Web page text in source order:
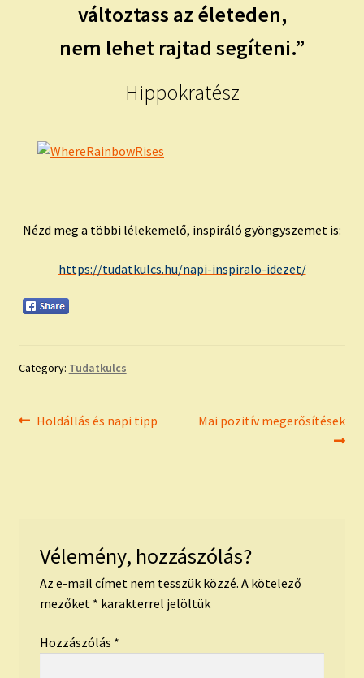
IRATKOZZ FEL A VIDEÓ CSATORNÁNKRA!
TAROT ELEMZÉS MEGRENDELÉSE LIMITÁLT!
változtass az életeden,
nem lehet rajtad segíteni.”
Hippokratész
Nézd meg a többi lélekemelő, inspiráló gyöngyszemet is:
https://tudatkulcs.hu/napi-inspiralo-idezet/
Category: Tudatkulcs
Bejegyzés
Previous
Holdállás és napi tipp
Next
Mai pozitív megerősítések
Vélemény, hozzászólás?
Az e-mail címet nem tesszük közzé. A kötelező
mezőket * karakterrel jelöltük
Hozzászólás *